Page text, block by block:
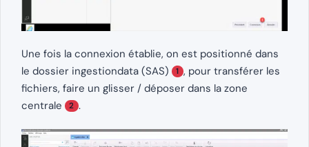
Une fois la connexion établie, on est positionné dans
le dossier ingestiondata (SAS)
1 , pour transférer les
fichiers, faire un glisser / déposer dans la zone
centrale
2 .